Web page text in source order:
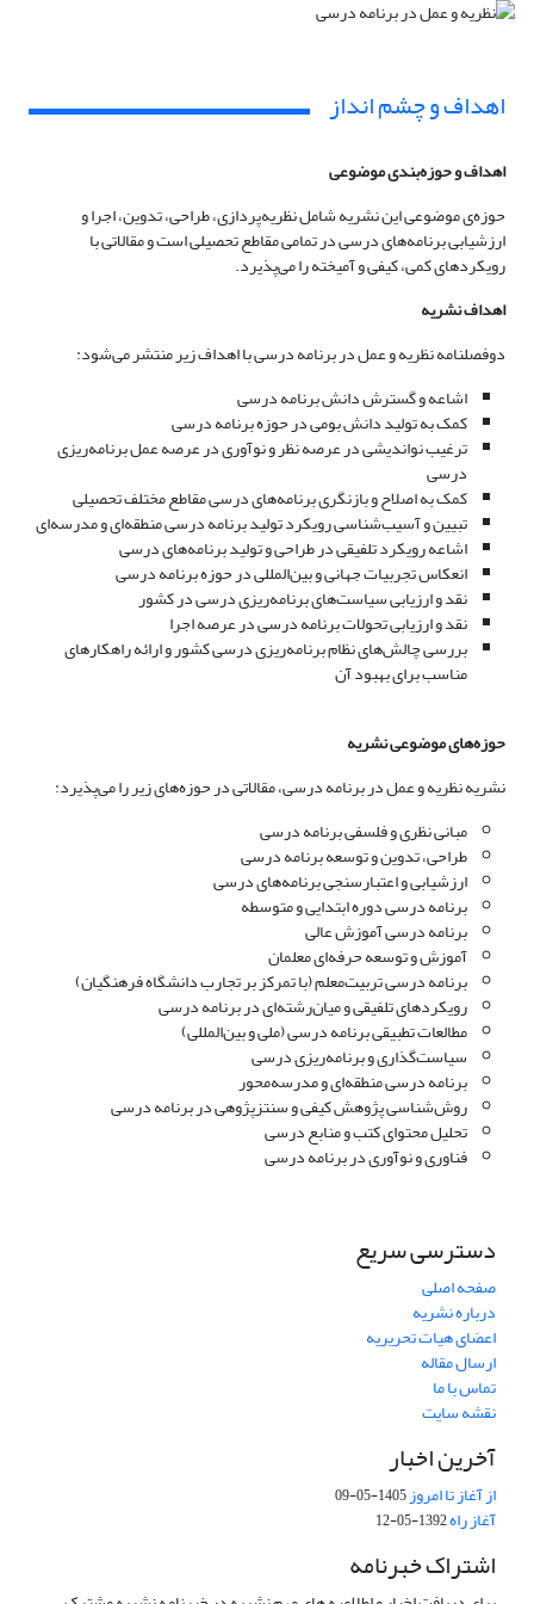
اهداف و چشم انداز
اهداف و حوزه‌بندی موضوعی
حوزه‌ی موضوعی این نشریه شامل نظریه‌پردازی، طراحی، تدوین، اجرا و
ارزشیابی برنامه‌های درسی در تمامی مقاطع تحصیلی است و مقالاتی با
رویکردهای کمی، کیفی و آمیخته را می‌پذیرد.
اهداف نشریه
دوفصلنامه نظریه و عمل در برنامه درسی با اهداف زیر منتشر می‌شود:
اشاعه و گسترش دانش برنامه درسی
کمک به تولید دانش بومی در حوزه برنامه درسی
ترغیب نواندیشی در عرصه نظر و نوآوری در عرصه عمل برنامه‌ریزی
درسی
کمک به اصلاح و بازنگری برنامه‌های درسی مقاطع مختلف تحصیلی
تبیین و آسیب‌شناسی رویکرد تولید برنامه درسی منطقه‌ای و مدرسه‌ای
اشاعه رویکرد تلفیقی در طراحی و تولید برنامه‌های درسی
انعکاس تجربیات جهانی و بین‌المللی در حوزه برنامه درسی
نقد و ارزیابی سیاست‌های برنامه‌ریزی درسی در کشور
نقد و ارزیابی تحولات برنامه درسی در عرصه اجرا
بررسی چالش‌های نظام برنامه‌ریزی درسی کشور و ارائه راهکارهای
مناسب برای بهبود آن
حوزه‌های موضوعی نشریه
نشریه نظریه و عمل در برنامه درسی، مقالاتی در حوزه‌های زیر را می‌پذیرد:
مبانی نظری و فلسفی برنامه درسی
طراحی، تدوین و توسعه برنامه درسی
ارزشیابی و اعتبارسنجی برنامه‌های درسی
برنامه درسی دوره ابتدایی و متوسطه
برنامه درسی آموزش عالی
آموزش و توسعه حرفه‌ای معلمان
برنامه درسی تربیت‌معلم (با تمرکز بر تجارب دانشگاه فرهنگیان)
رویکردهای تلفیقی و میان‌رشته‌ای در برنامه درسی
مطالعات تطبیقی برنامه درسی (ملی و بین‌المللی)
سیاست‌گذاری و برنامه‌ریزی درسی
برنامه درسی منطقه‌ای و مدرسه‌محور
روش‌شناسی پژوهش کیفی و سنتزپژوهی در برنامه درسی
تحلیل محتوای کتب و منابع درسی
فناوری و نوآوری در برنامه درسی
دسترسی سریع
صفحه اصلی
درباره نشریه
اعضای هیات تحریریه
ارسال مقاله
تماس با ما
نقشه سایت
آخرین اخبار
از آغاز تا امروز1405-05-09
آغاز راه1392-05-12
اشتراک خبرنامه